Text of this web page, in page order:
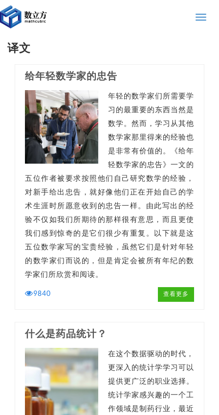
Toggle
译文
给年轻数学家的忠告
年轻的数学家们所需要学
习的最重要的东西当然是
数学。然而，学习从其他
数学家那里得来的经验也
是非常有价值的。《给年
轻数学家的忠告》一文的
五位作者被要求按照他们自己研究数学的经验，
对新手给出忠告，就好像他们正在开始自己的学
术生涯时所愿意收到的忠告一样。由此写出的经
验不仅如我们所期待的那样很有意思，而且更使
我们感到惊奇的是它们很少有重复。以下就是这
五位数学家写的宝贵经验，虽然它们是针对年轻
的数学家们而说的，但是肯定会被所有年纪的数
学家们所欣赏和阅读。
9840 查看更多
什么是药品统计？
在这个数据驱动的时代，
更深入的统计学学习可以
提供更广泛的职业选择。
统计学家感兴趣的一个工
作领域是制药行业，最近